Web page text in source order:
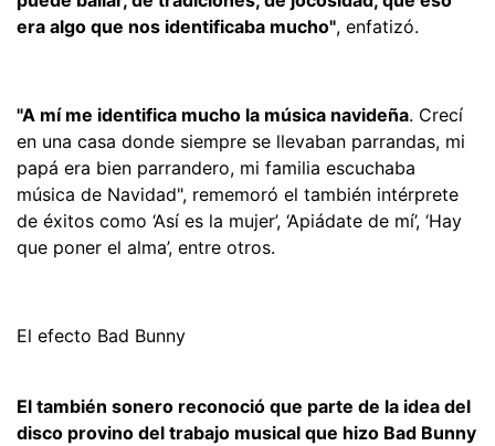
era algo que nos identificaba mucho", enfatizó.
"A mí me identifica mucho la música navideña. Crecí
en una casa donde siempre se llevaban parrandas, mi
papá era bien parrandero, mi familia escuchaba
música de Navidad", rememoró el también intérprete
de éxitos como ‘Así es la mujer’, ‘Apiádate de mí’, ‘Hay
que poner el alma’, entre otros.
El efecto Bad Bunny
El también sonero reconoció que parte de la idea del
disco provino del trabajo musical que hizo Bad Bunny